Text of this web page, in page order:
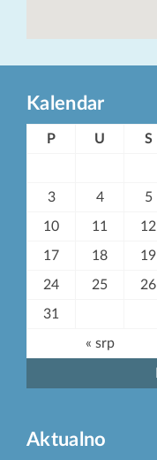
Kalendar
P U S
3 4 5
10 11 12
17 18 19
24 25 26
31
« srp
Aktualno